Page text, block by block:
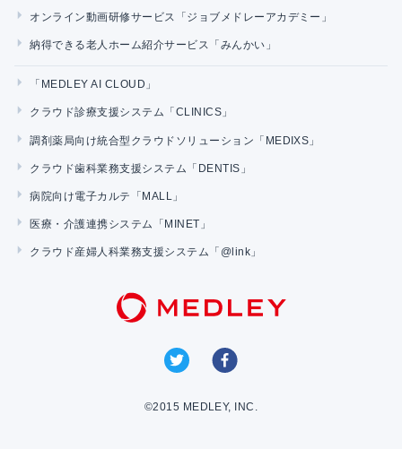
オンライン動画研修サービス「ジョブメドレーアカデミー」
納得できる老人ホーム紹介サービス「みんかい」
「MEDLEY AI CLOUD」
クラウド診療支援システム「CLINICS」
調剤薬局向け統合型クラウドソリューション「MEDIXS」
クラウド歯科業務支援システム「DENTIS」
病院向け電子カルテ「MALL」
医療・介護連携システム「MINET」
クラウド産婦人科業務支援システム「@link」
©2015 MEDLEY, INC.